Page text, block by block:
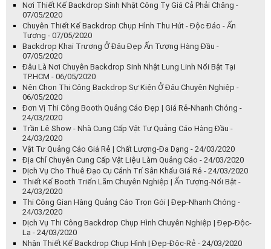
Nơi Thiết Kế Backdrop Sinh Nhật Công Ty Giá Cả Phải Chăng -
07/05/2020
Chuyên Thiết Kế Backdrop Chụp Hình Thu Hút - Độc Đáo - Ấn
Tượng - 07/05/2020
Backdrop Khai Trương Ở Đâu Đẹp Ấn Tượng Hàng Đầu -
07/05/2020
Đâu Là Nơi Chuyên Backdrop Sinh Nhật Lung Linh Nổi Bật Tại
TP.HCM - 06/05/2020
Nên Chọn Thi Công Backdrop Sự Kiện Ở Đâu Chuyên Nghiệp -
06/05/2020
Đơn Vị Thi Công Booth Quảng Cáo Đẹp | Giá Rẻ-Nhanh Chóng -
24/03/2020
Trần Lê Show - Nhà Cung Cấp Vật Tư Quảng Cáo Hàng Đầu -
24/03/2020
Vật Tư Quảng Cáo Giá Rẻ | Chất Lượng-Đa Dạng - 24/03/2020
Địa Chỉ Chuyên Cung Cấp Vật Liệu Làm Quảng Cáo - 24/03/2020
Dịch Vụ Cho Thuê Đạo Cụ Cảnh Trí Sân Khấu Giá Rẻ - 24/03/2020
Thiết Kế Booth Triển Lãm Chuyên Nghiệp | Ấn Tượng-Nổi Bật -
24/03/2020
Thi Công Gian Hàng Quảng Cáo Trọn Gói | Đẹp-Nhanh Chóng -
24/03/2020
Dịch Vụ Thi Công Backdrop Chụp Hình Chuyên Nghiệp | Đẹp-Độc-
Lạ - 24/03/2020
Nhận Thiết Kế Backdrop Chụp Hình | Đẹp-Độc-Rẻ - 24/03/2020